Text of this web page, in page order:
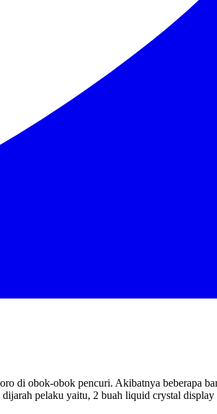
di obok-obok pencuri. Akibatnya beberapa
pelaku yaitu, 2 buah liquid crystal